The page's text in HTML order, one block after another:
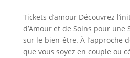
Tickets d’amour Découvrez
d’Amour et de Soins pour une
sur le bien-être. À l’approche
que vous soyez en couple ou